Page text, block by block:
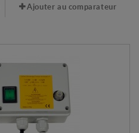
Ajouter au comparateur